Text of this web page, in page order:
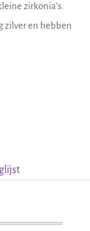
zirkonia’s.
zilver en hebben